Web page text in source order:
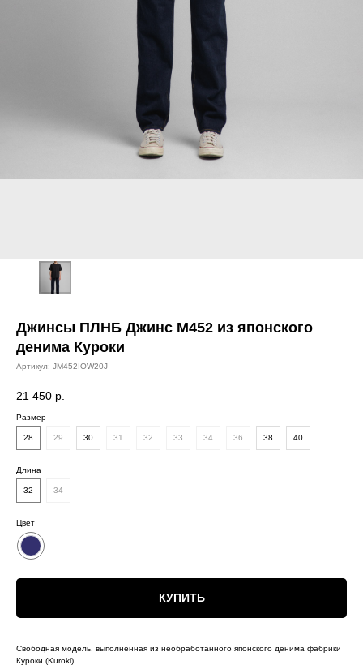
Джинсы ПЛНБ Джинс M452 из японского
денима Куроки
Артикул: JM452IOW20J
21 450 р.
Размер
28 29 30 31 32 33 34 36 38 40
Длина
32 34
Цвет
КУПИТЬ
Свободная модель, выполненная из необработанного японского денима фабрики
Куроки (Kuroki).